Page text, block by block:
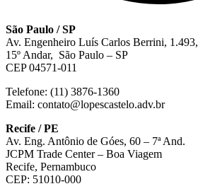
São Paulo / SP
Av. Engenheiro Luís Carlos Berrini, 1.493,
15º Andar, São Paulo – SP
CEP 04571-011
Telefone: (11) 3876-1360
Email: contato@lopescastelo.adv.br
Recife / PE
Av. Eng. Antônio de Góes, 60 – 7ª And.
JCPM Trade Center – Boa Viagem
Recife, Pernambuco
CEP: 51010-000